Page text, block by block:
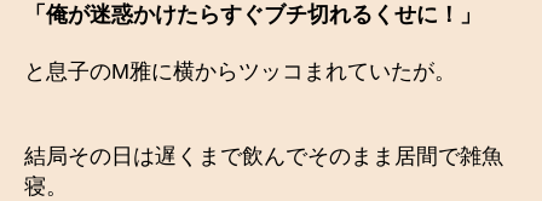
「俺が迷惑かけたらすぐブチ切れるくせに！」
と息子のM雅に横からツッコまれていたが。
結局その日は遅くまで飲んでそのまま居間で雑魚
寝。